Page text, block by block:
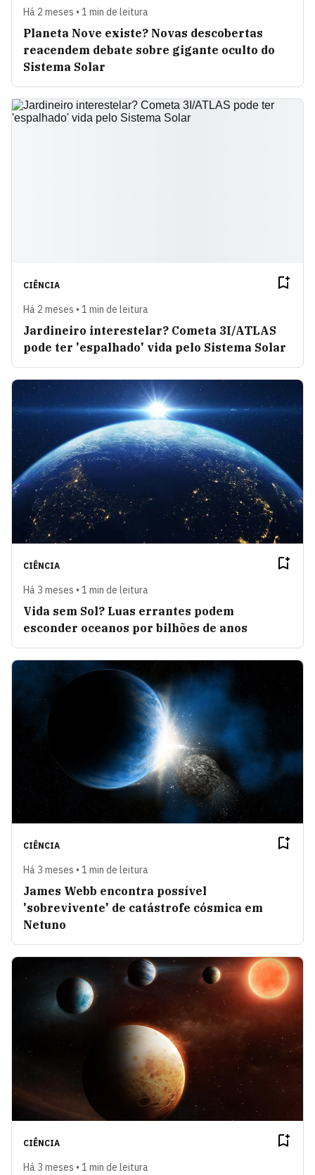
Há 2 meses • 1 min de leitura
Planeta Nove existe? Novas descobertas
reacendem debate sobre gigante oculto do
Sistema Solar
CIÊNCIA
Há 2 meses • 1 min de leitura
Jardineiro interestelar? Cometa 3I/ATLAS
pode ter 'espalhado' vida pelo Sistema Solar
CIÊNCIA
Há 3 meses • 1 min de leitura
Vida sem Sol? Luas errantes podem
esconder oceanos por bilhões de anos
CIÊNCIA
Há 3 meses • 1 min de leitura
James Webb encontra possível
'sobrevivente' de catástrofe cósmica em
Netuno
CIÊNCIA
Há 3 meses • 1 min de leitura